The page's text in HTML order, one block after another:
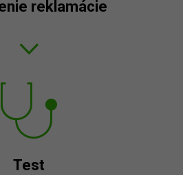
reklamácie
Test